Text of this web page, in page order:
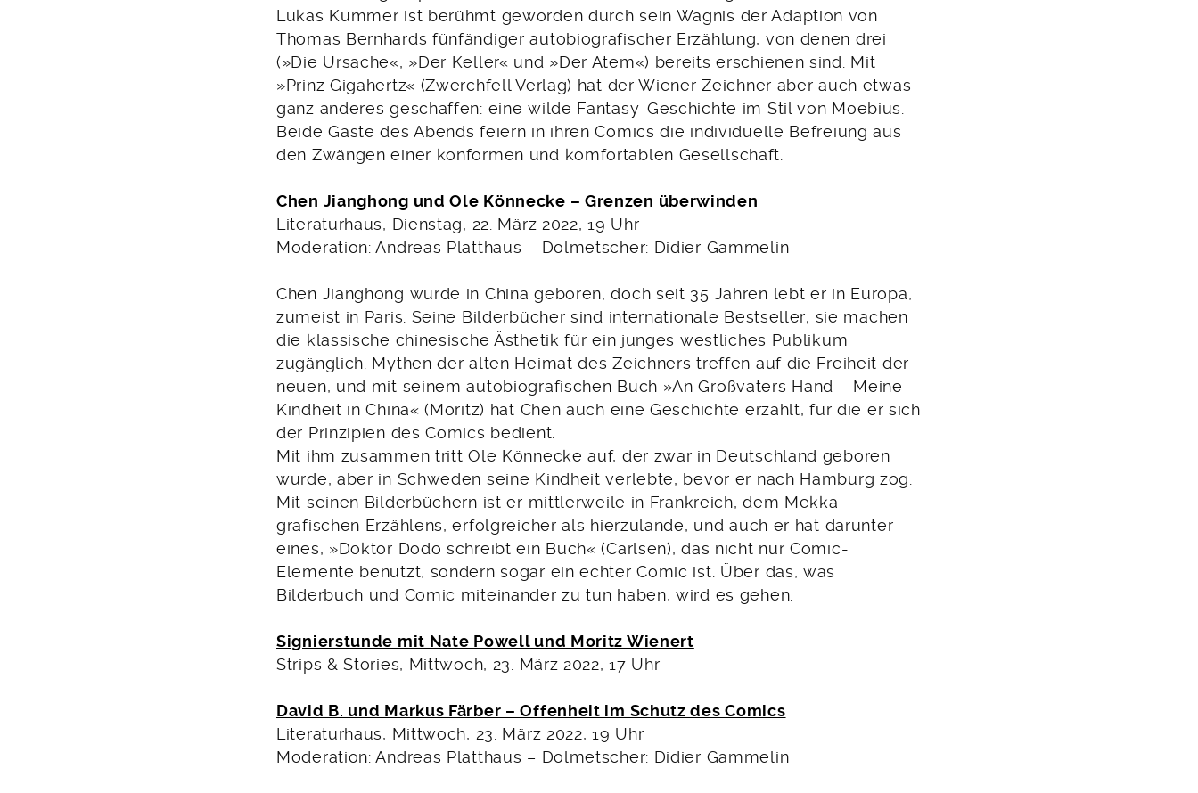
Lukas Kummer ist berühmt geworden durch sein Wagnis der Adaption von
Thomas Bernhards fünfändiger autobiografischer Erzählung, von denen drei
(»Die Ursache«, »Der Keller« und »Der Atem«) bereits erschienen sind. Mit
»Prinz Gigahertz« (Zwerchfell Verlag) hat der Wiener Zeichner aber auch etwas
ganz anderes geschaffen: eine wilde Fantasy-Geschichte im Stil von Moebius.
Beide Gäste des Abends feiern in ihren Comics die individuelle Befreiung aus
den Zwängen einer konformen und komfortablen Gesellschaft.
Chen Jianghong und Ole Könnecke – Grenzen überwinden
Literaturhaus, Dienstag, 22. März 2022, 19 Uhr
Moderation: Andreas Platthaus – Dolmetscher: Didier Gammelin
Chen Jianghong wurde in China geboren, doch seit 35 Jahren lebt er in Europa,
zumeist in Paris. Seine Bilderbücher sind internationale Bestseller; sie machen
die klassische chinesische Ästhetik für ein junges westliches Publikum
zugänglich. Mythen der alten Heimat des Zeichners treffen auf die Freiheit der
neuen, und mit seinem autobiografischen Buch »An Großvaters Hand – Meine
Kindheit in China« (Moritz) hat Chen auch eine Geschichte erzählt, für die er sich
der Prinzipien des Comics bedient.
Mit ihm zusammen tritt Ole Könnecke auf, der zwar in Deutschland geboren
wurde, aber in Schweden seine Kindheit verlebte, bevor er nach Hamburg zog.
Mit seinen Bilderbüchern ist er mittlerweile in Frankreich, dem Mekka
grafischen Erzählens, erfolgreicher als hierzulande, und auch er hat darunter
eines, »Doktor Dodo schreibt ein Buch« (Carlsen), das nicht nur Comic-
Elemente benutzt, sondern sogar ein echter Comic ist. Über das, was
Bilderbuch und Comic miteinander zu tun haben, wird es gehen.
Signierstunde mit Nate Powell und Moritz Wienert
Strips & Stories, Mittwoch, 23. März 2022, 17 Uhr
David B. und Markus Färber – Offenheit im Schutz des Comics
Literaturhaus, Mittwoch, 23. März 2022, 19 Uhr
Moderation: Andreas Platthaus – Dolmetscher: Didier Gammelin